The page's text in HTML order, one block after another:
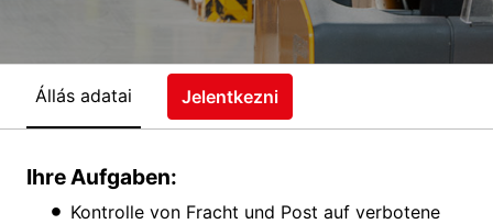
Állás adatai Jelentkezni
Ihre Aufgaben:
Kontrolle von Fracht und Post auf verbotene